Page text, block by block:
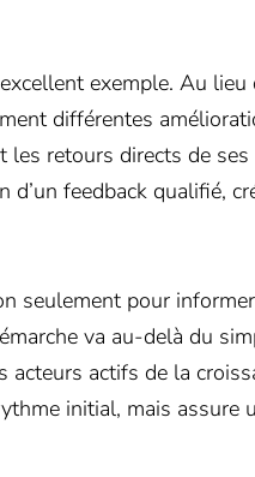
exemple. Au lieu
différentes
retours directs de
feedback qualifié,
seulement pour
va au-delà du
actifs de la
initial, mais assure